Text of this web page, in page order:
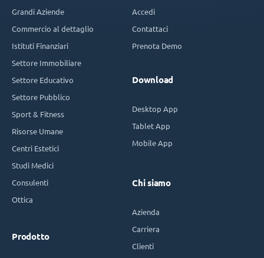
Grandi Aziende
Commercio al dettaglio
Istituti Finanziari
Settore Immobiliare
Settore Educativo
Settore Pubblico
Sport & Fitness
Risorse Umane
Centri Estetici
Studi Medici
Consulenti
Ottica
Prodotto
Accedi
Contattaci
Prenota Demo
Download
Desktop App
Tablet App
Mobile App
Chi siamo
Azienda
Carriera
Clienti